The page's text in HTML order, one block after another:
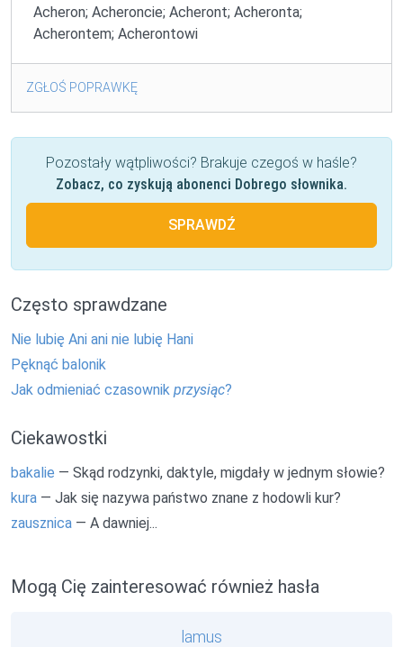
Acheron; Acheroncie; Acheront; Acheronta;
Acherontem; Acherontowi
ZGŁOŚ POPRAWKĘ
Pozostały wątpliwości? Brakuje czegoś w haśle?
Zobacz, co zyskują abonenci Dobrego słownika.
SPRAWDŹ
Często sprawdzane
Nie lubię Ani ani nie lubię Hani
Pęknąć balonik
Jak odmieniać czasownik przysiąc?
Ciekawostki
bakalie — Skąd rodzynki, daktyle, migdały w jednym słowie?
kura — Jak się nazywa państwo znane z hodowli kur?
zausznica — A dawniej...
Mogą Cię zainteresować również hasła
lamus